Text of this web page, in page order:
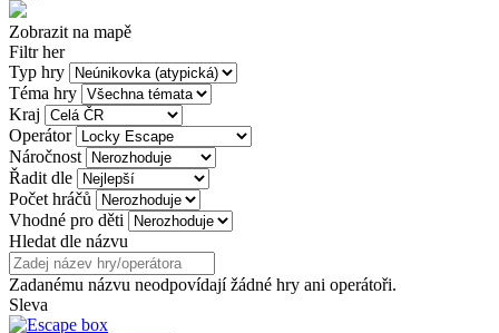
Zobrazit na mapě
Filtr her
Typ hry
Téma hry
Kraj
Operátor
Náročnost
Řadit dle
Počet hráčů
Vhodné pro děti
Hledat dle názvu
Zadanému názvu neodpovídají žádné hry ani operátoři.
Sleva